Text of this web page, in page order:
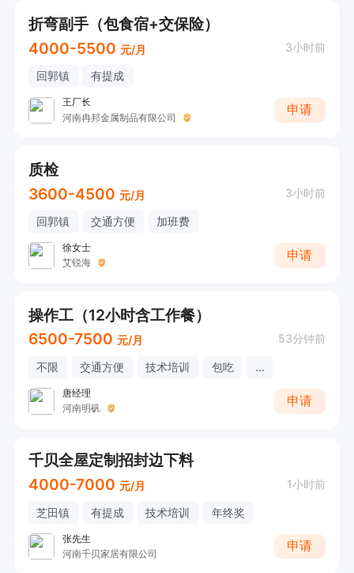
折弯副手（包食宿+交保险）
4000-5500 元/月 3小时前
回郭镇 有提成
王厂长
河南冉邦金属制品有限公司
申请
质检
3600-4500 元/月 3小时前
回郭镇 交通方便 加班费
徐女士
艾锐海
申请
操作工（12小时含工作餐）
6500-7500 元/月 53分钟前
不限 交通方便 技术培训 包吃 ...
唐经理
河南明矾
申请
千贝全屋定制招封边下料
4000-7000 元/月 1小时前
芝田镇 有提成 技术培训 年终奖
张先生
河南千贝家居有限公司
申请